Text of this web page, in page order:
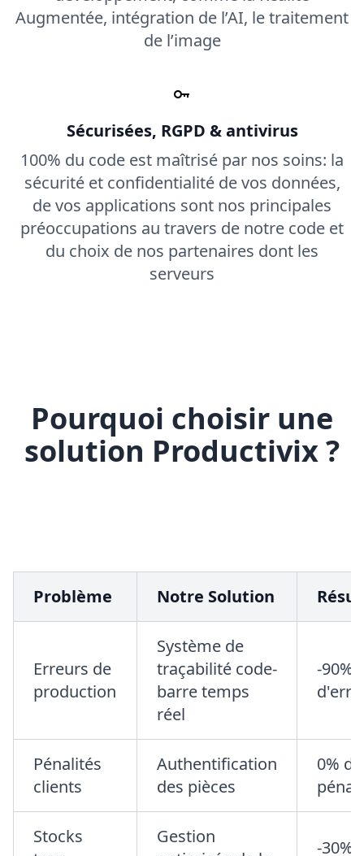
Augmentée, intégration de l’AI, le traitement
de l’image
Sécurisées, RGPD & antivirus
100% du code est maîtrisé par nos soins: la
sécurité et confidentialité de vos données,
de vos applications sont nos principales
préoccupations au travers de notre code et
du choix de nos partenaires dont les
serveurs
Pourquoi choisir une
solution Productivix ?
Problème Notre Solution
Erreurs de
production
Système de
traçabilité code-
barre temps
réel
-90%
Pénalités
clients
Authentification
des pièces
0% de
Stocks
Gestion
-30%